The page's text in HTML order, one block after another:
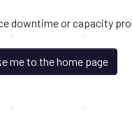
downtime or capacity
me to the home page